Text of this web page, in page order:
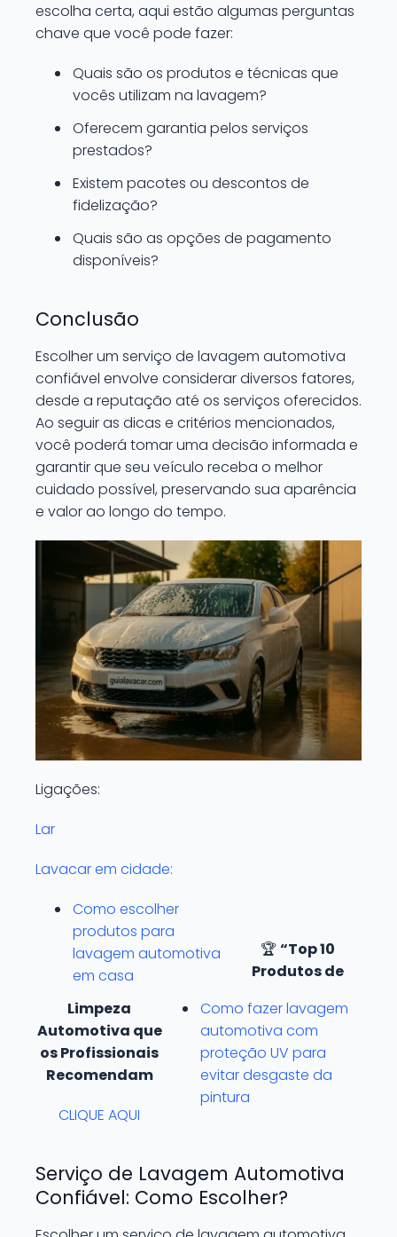
escolha certa, aqui estão algumas perguntas
chave que você pode fazer:
Quais são os produtos e técnicas que
vocês utilizam na lavagem?
Oferecem garantia pelos serviços
prestados?
Existem pacotes ou descontos de
fidelização?
Quais são as opções de pagamento
disponíveis?
Conclusão
Escolher um serviço de lavagem automotiva
confiável envolve considerar diversos fatores,
desde a reputação até os serviços oferecidos.
Ao seguir as dicas e critérios mencionados,
você poderá tomar uma decisão informada e
garantir que seu veículo receba o melhor
cuidado possível, preservando sua aparência
e valor ao longo do tempo.
Ligações:
Lar
Lavacar em cidade:
Como escolher
produtos para
lavagem automotiva
em casa
Como fazer lavagem
automotiva com
proteção UV para
evitar desgaste da
pintura
🏆 “Top 10
Produtos de
Limpeza
Automotiva que
os Profissionais
Recomendam
CLIQUE AQUI
Serviço de Lavagem Automotiva
Confiável: Como Escolher?